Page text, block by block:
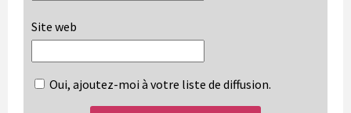
Site web
Oui, ajoutez-moi à votre liste de diffusion.